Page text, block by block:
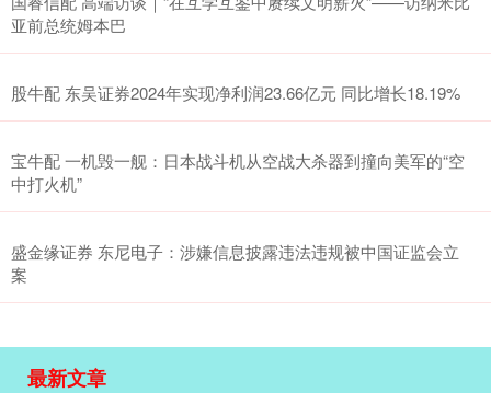
亚前总统姆本巴
股牛配 东吴证券2024年实现净利润23.66亿元 同比增长18.19%
宝牛配 一机毁一舰：日本战斗机从空战大杀器到撞向美军的“空
中打火机”
盛金缘证券 东尼电子：涉嫌信息披露违法违规被中国证监会立
案
最新文章